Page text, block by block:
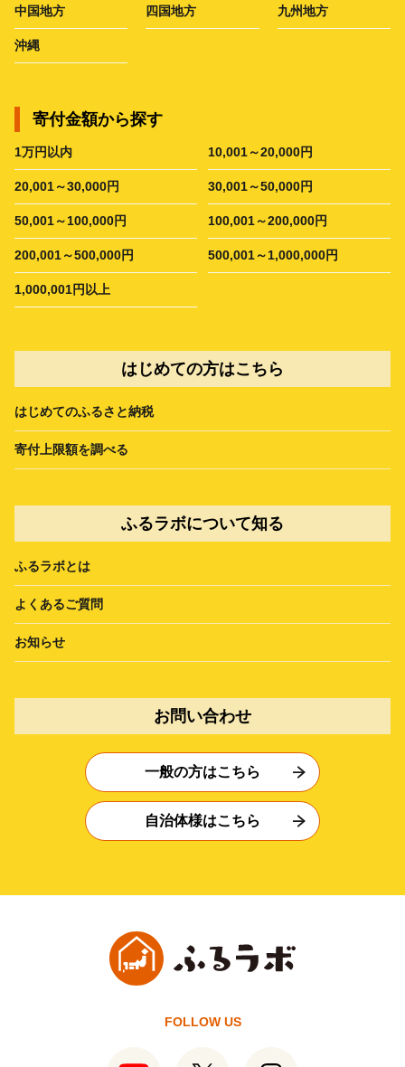
中国地方 四国地方 九州地方
沖縄
寄付金額から探す
1万円以内 10,001～20,000円
20,001～30,000円 30,001～50,000円
50,001～100,000円 100,001～200,000円
200,001～500,000円 500,001～1,000,000円
1,000,001円以上
はじめての方はこちら
はじめてのふるさと納税
寄付上限額を調べる
ふるラボについて知る
ふるラボとは
よくあるご質問
お知らせ
お問い合わせ
一般の方はこちら
自治体様はこちら
FOLLOW US